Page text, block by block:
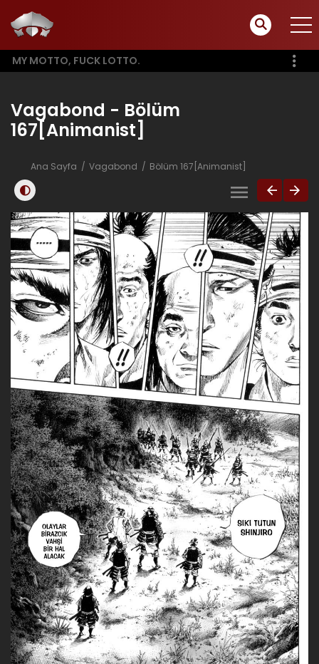
MY MOTTO, FUCK LOTTO.
Vagabond - Bölüm
167[Animanist]
Ana Sayfa Vagabond Bölüm 167[Animanist]